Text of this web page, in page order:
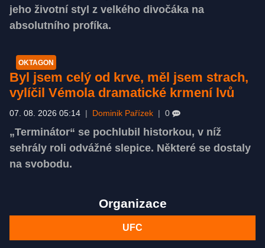
jeho životní styl z velkého divočáka na
absolutního profíka.
OKTAGON
Byl jsem celý od krve, měl jsem strach,
vylíčil Vémola dramatické krmení lvů
07. 08. 2026 05:14 Dominik Pařízek 0
„Terminátor“ se pochlubil historkou, v níž
sehrály roli odvážné slepice. Některé se dostaly
na svobodu.
Organizace
UFC